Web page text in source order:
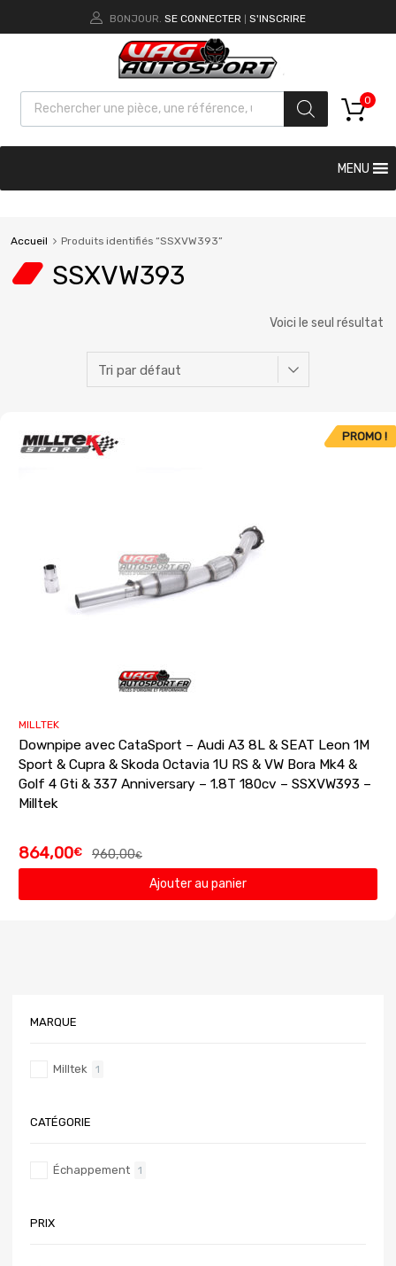
BONJOUR. SE CONNECTER S'INSCRIRE
0
MENU
Accueil Produits identifiés “SSXVW393”
SSXVW393
Voici le seul résultat
PROMO !
MILLTEK
Downpipe avec CataSport – Audi A3 8L & SEAT Leon 1M
Sport & Cupra & Skoda Octavia 1U RS & VW Bora Mk4 &
Golf 4 Gti & 337 Anniversary – 1.8T 180cv – SSXVW393 –
Milltek
960,00€
864,00€
Ajouter au panier
MARQUE
Milltek 1
CATÉGORIE
Échappement 1
PRIX